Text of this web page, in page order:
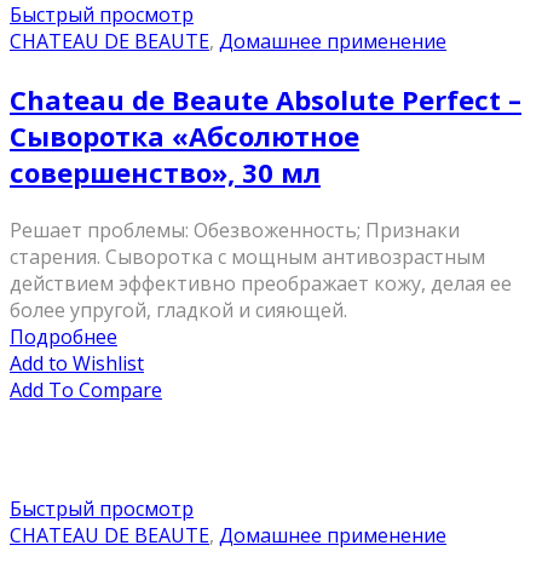
Быстрый просмотр
CHATEAU DE BEAUTE, Домашнее применение
Chateau de Beaute Absolute Perfect –
Сыворотка «Абсолютное
совершенство», 30 мл
Решает проблемы: Обезвоженность; Признаки
старения. Сыворотка с мощным антивозрастным
действием эффективно преображает кожу, делая ее
более упругой, гладкой и сияющей.
Подробнее
Add to Wishlist
Add To Compare
Быстрый просмотр
CHATEAU DE BEAUTE, Домашнее применение